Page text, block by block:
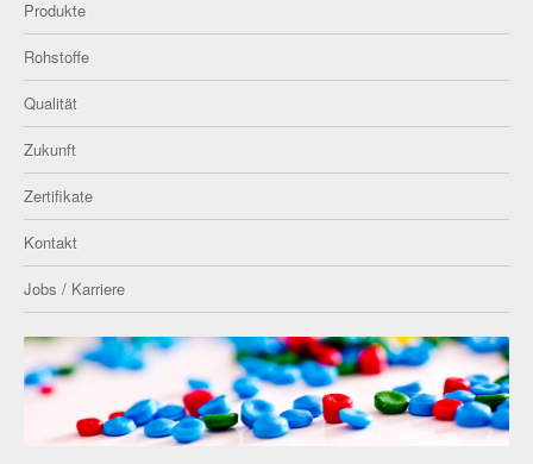
Produkte
Rohstoffe
Qualität
Zukunft
Zertifikate
Kontakt
Jobs / Karriere